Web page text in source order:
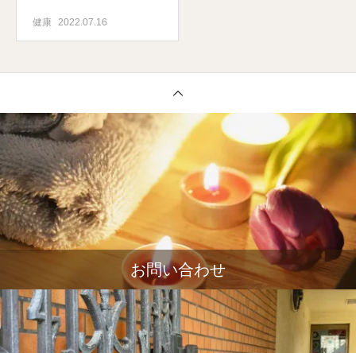
健康 2022.07.16
お問い合わせ